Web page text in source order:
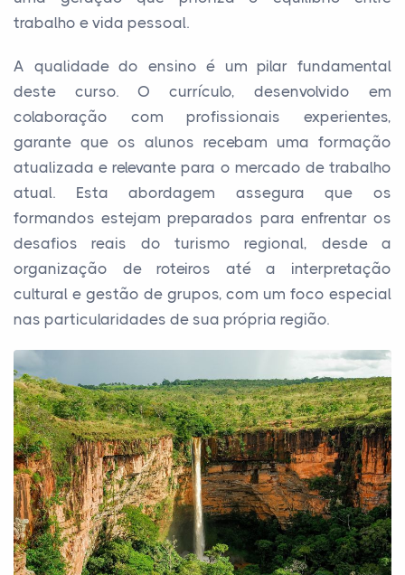
trabalho e vida pessoal.
A qualidade do ensino é um pilar fundamental
deste curso. O currículo, desenvolvido em
colaboração com profissionais experientes,
garante que os alunos recebam uma formação
atualizada e relevante para o mercado de trabalho
atual. Esta abordagem assegura que os
formandos estejam preparados para enfrentar os
desafios reais do turismo regional, desde a
organização de roteiros até a interpretação
cultural e gestão de grupos, com um foco especial
nas particularidades de sua própria região.